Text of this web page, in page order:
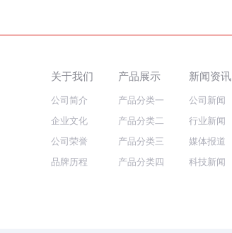
关于我们
公司简介
企业文化
公司荣誉
品牌历程
产品展示
产品分类一
产品分类二
产品分类三
产品分类四
新闻资讯
公司新闻
行业新闻
媒体报道
科技新闻